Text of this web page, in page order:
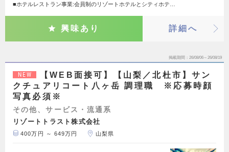
■ホテルレストラン事業:会員制のリゾートホテルとシティホテ…
興味あり 詳細へ
掲載期間 26/08/06～26/08/19
NEW
【WEB面接可】【山梨／北杜市】サン
クチュアリコート八ヶ岳 調理職 ※応募時顔
写真必須※
その他、サービス・流通系
リゾートトラスト株式会社
400万円 ～ 649万円 山梨県